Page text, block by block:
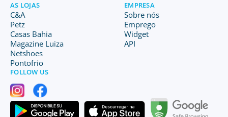
AS LOJAS
C&A
Petz
Casas Bahia
Magazine Luiza
Netshoes
Pontofrio
EMPRESA
Sobre nós
Emprego
Widget
API
FOLLOW US